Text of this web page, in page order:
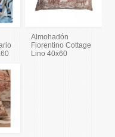
Almohadón
Fiorentino Cottage
Lino 40x60